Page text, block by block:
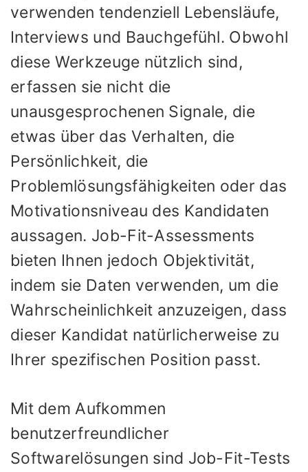
verwenden tendenziell Lebensläufe,
Interviews und Bauchgefühl. Obwohl
diese Werkzeuge nützlich sind,
erfassen sie nicht die
unausgesprochenen Signale, die
etwas über das Verhalten, die
Persönlichkeit, die
Problemlösungsfähigkeiten oder das
Motivationsniveau des Kandidaten
aussagen. Job-Fit-Assessments
bieten Ihnen jedoch Objektivität,
indem sie Daten verwenden, um die
Wahrscheinlichkeit anzuzeigen, dass
dieser Kandidat natürlicherweise zu
Ihrer spezifischen Position passt.
Mit dem Aufkommen
benutzerfreundlicher
Softwarelösungen sind Job-Fit-Tests